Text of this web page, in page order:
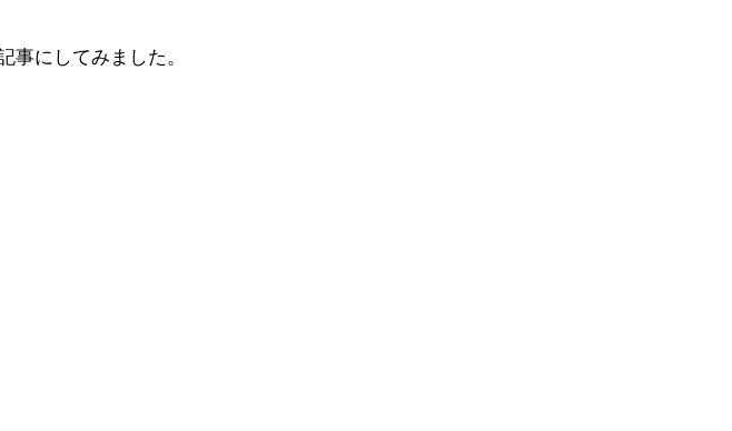
事にしてみました。